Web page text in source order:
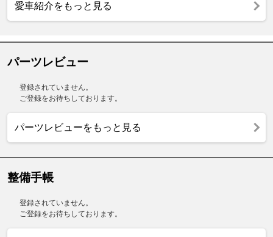
愛車紹介をもっと見る
パーツレビュー
登録されていません。
ご登録をお待ちしております。
パーツレビューをもっと見る
整備手帳
登録されていません。
ご登録をお待ちしております。